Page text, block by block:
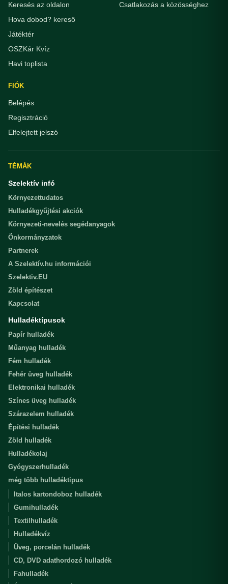
Keresés az oldalon
Hova dobod? kereső
Játéktér
OSZKár Kvíz
Havi toplista
Csatlakozás a közösséghez
FIÓK
Belépés
Regisztráció
Elfelejtett jelszó
TÉMÁK
Szelektív infó
Környezettudatos
Hulladékgyűjtési akciók
Környezeti-nevelés segédanyagok
Önkormányzatok
Partnerek
A Szelektív.hu információi
Szelektiv.EU
Zöld építészet
Kapcsolat
Hulladéktípusok
Papír hulladék
Műanyag hulladék
Fém hulladék
Fehér üveg hulladék
Elektronikai hulladék
Színes üveg hulladék
Szárazelem hulladék
Építési hulladék
Zöld hulladék
Hulladékolaj
Gyógyszerhulladék
még több hulladéktipus
Italos kartondoboz hulladék
Gumihulladék
Textilhulladék
Hulladékvíz
Üveg, porcelán hulladék
CD, DVD adathordozó hulladék
Fahulladék